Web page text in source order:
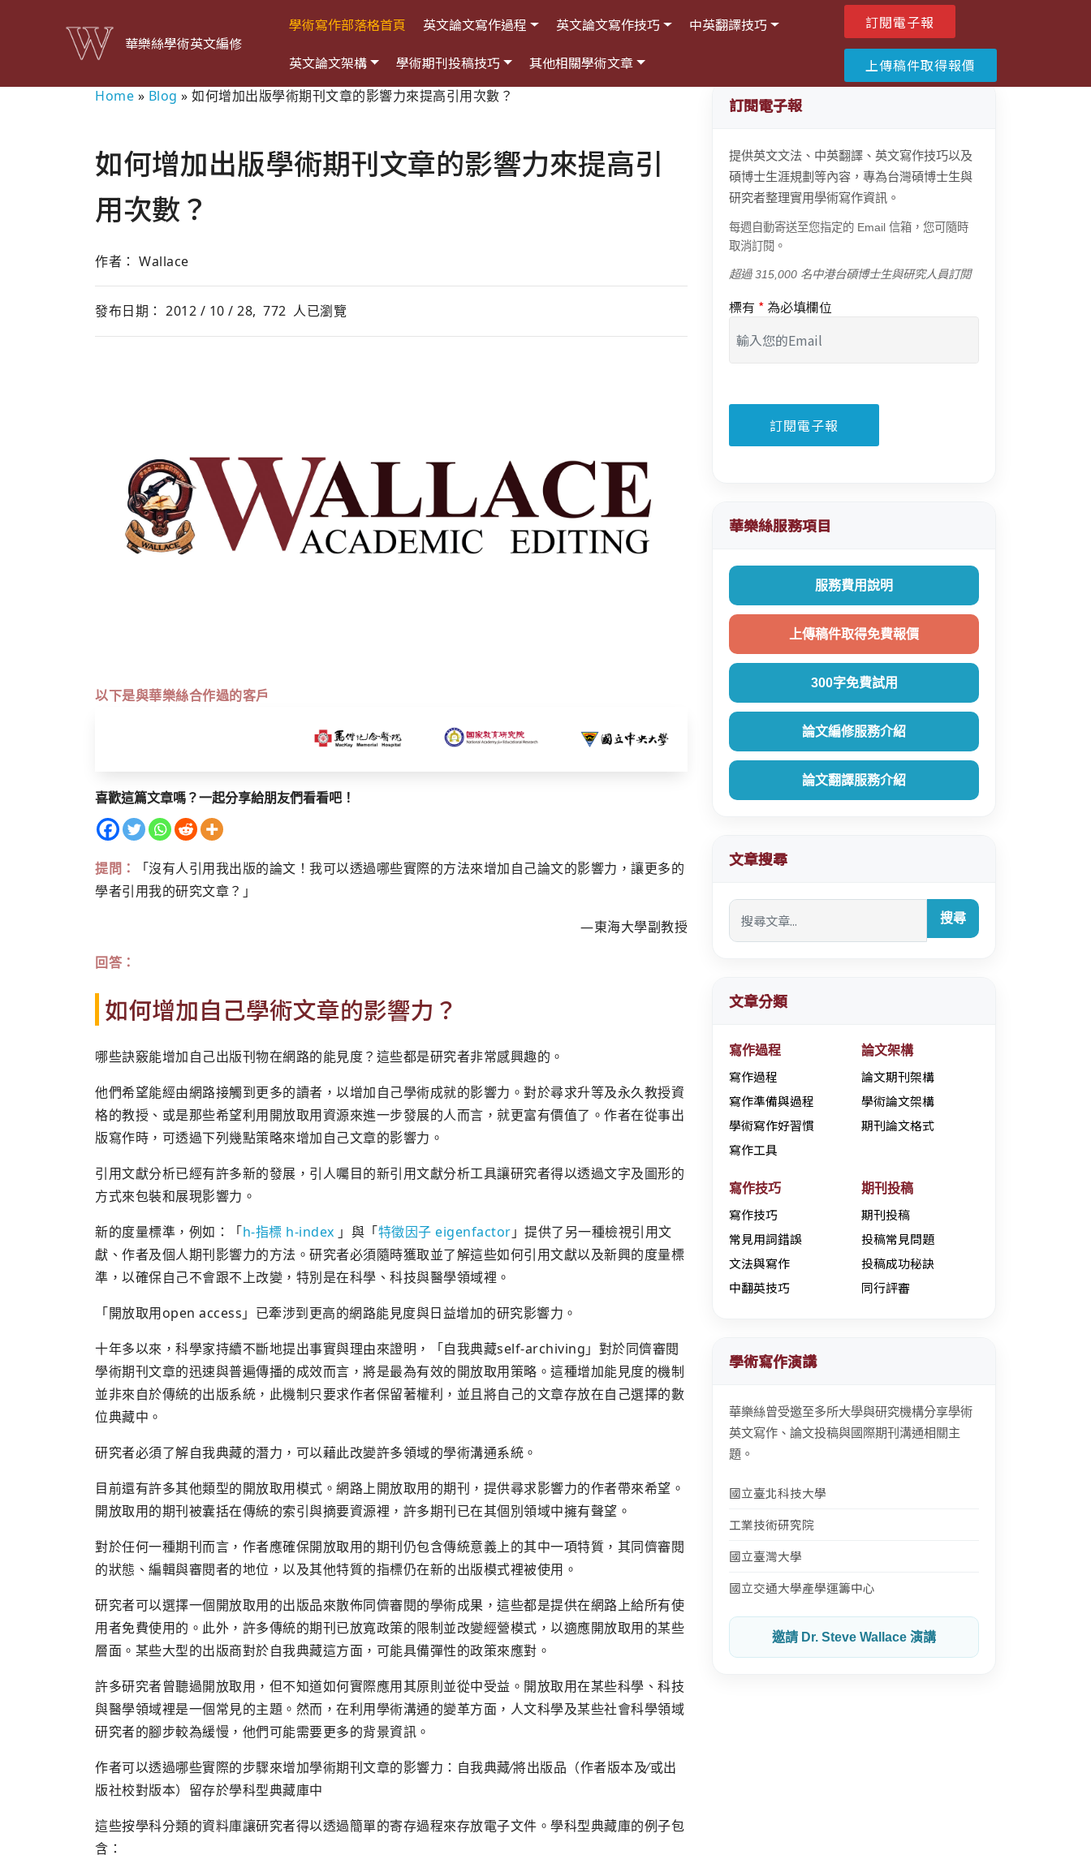
華樂絲學術英文編修
學術寫作部落格首頁 英文論文寫作過程 英文論文寫作技巧
中英翻譯技巧
英文論文架構
學術期刊投稿技巧 其他相關學術文章
訂閱電子報
上傳稿件取得報價
Home » Blog » 如何增加出版學術期刊文章的影響力來提高引用次數？
如何增加出版學術期刊文章的影響力來提高引
用次數？
作者： Wallace
發布日期： 2012 / 10 / 28, 772 人已瀏覽
以下是與華樂絲合作過的客戶
喜歡這篇文章嗎？一起分享給朋友們看看吧！
提問：
「沒有人引用我出版的論文！我可以透過哪些實際的方法來增加自己論文的影響力，讓更多的
學者引用我的研究文章？」
―東海大學副教授
回答：
如何增加自己學術文章的影響力？
哪些訣竅能增加自己出版刊物在網路的能見度？這些都是研究者非常感興趣的。
他們希望能經由網路接觸到更多的讀者，以增加自己學術成就的影響力。對於尋求升等及永久教授資
格的教授、或是那些希望利用開放取用資源來進一步發展的人而言，就更富有價值了。作者在從事出
版寫作時，可透過下列幾點策略來增加自己文章的影響力。
引用文獻分析已經有許多新的發展，引人囑目的新引用文獻分析工具讓研究者得以透過文字及圖形的
方式來包裝和展現影響力。
新的度量標準，例如：「h-指標 h-index 」與「特徵因子 eigenfactor 」提供了另一種檢視引用文
獻、作者及個人期刊影響力的方法。研究者必須隨時獲取並了解這些如何引用文獻以及新興的度量標
準，以確保自己不會跟不上改變，特別是在科學、科技與醫學領域裡。
「開放取用open access」已牽涉到更高的網路能見度與日益增加的研究影響力。
十年多以來，科學家持續不斷地提出事實與理由來證明，「自我典藏self-archiving」對於同儕審閱
學術期刊文章的迅速與普遍傳播的成效而言，將是最為有效的開放取用策略。這種增加能見度的機制
並非來自於傳統的出版系統，此機制只要求作者保留著權利，並且將自己的文章存放在自己選擇的數
位典藏中。
研究者必須了解自我典藏的潛力，可以藉此改變許多領域的學術溝通系統。
目前還有許多其他類型的開放取用模式。網路上開放取用的期刊，提供尋求影響力的作者帶來希望。
開放取用的期刊被囊括在傳統的索引與摘要資源裡，許多期刊已在其個別領域中擁有聲望。
對於任何一種期刊而言，作者應確保開放取用的期刊仍包含傳統意義上的其中一項特質，其同儕審閱
的狀態、編輯與審閱者的地位，以及其他特質的指標仍在新的出版模式裡被使用。
研究者可以選擇一個開放取用的出版品來散佈同儕審閱的學術成果，這些都是提供在網路上給所有使
用者免費使用的。此外，許多傳統的期刊已放寬政策的限制並改變經營模式，以適應開放取用的某些
層面。某些大型的出版商對於自我典藏這方面，可能具備彈性的政策來應對。
許多研究者曾聽過開放取用，但不知道如何實際應用其原則並從中受益。開放取用在某些科學、科技
與醫學領域裡是一個常見的主題。然而，在利用學術溝通的變革方面，人文科學及某些社會科學領域
研究者的腳步較為緩慢，他們可能需要更多的背景資訊。
作者可以透過哪些實際的步驟來增加學術期刊文章的影響力：自我典藏∕將出版品（作者版本及∕或出
版社校對版本）留存於學科型典藏庫中
這些按學科分類的資料庫讓研究者得以透過簡單的寄存過程來存放電子文件。學科型典藏庫的例子包
含：
訂閱電子報
提供英文文法、中英翻譯、英文寫作技巧以及
碩博士生涯規劃等內容，專為台灣碩博士生與
研究者整理實用學術寫作資訊。
每週自動寄送至您指定的 Email 信箱，您可隨時
取消訂閱。
超過 315,000 名中港台碩博士生與研究人員訂閱
標有 * 為必填欄位
華樂絲服務項目
服務費用說明
上傳稿件取得免費報價
300字免費試用
論文編修服務介紹
論文翻譯服務介紹
文章搜尋
搜尋
文章分類
寫作過程
寫作過程
寫作準備與過程
學術寫作好習慣
寫作工具
論文架構
論文期刊架構
學術論文架構
期刊論文格式
寫作技巧
寫作技巧
常見用詞錯誤
文法與寫作
中翻英技巧
期刊投稿
期刊投稿
投稿常見問題
投稿成功秘訣
同行評審
學術寫作演講
華樂絲曾受邀至多所大學與研究機構分享學術
英文寫作、論文投稿與國際期刊溝通相關主
題。
國立臺北科技大學
工業技術研究院
國立臺灣大學
國立交通大學產學運籌中心
邀請 Dr. Steve Wallace 演講